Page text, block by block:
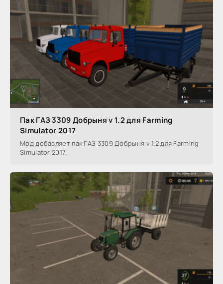
Пак ГАЗ 3309 Добрыня v 1.2 для Farming
Simulator 2017
Мод добавляет пак ГАЗ 3309 Добрыня v 1.2 для Farming
Simulator 2017.